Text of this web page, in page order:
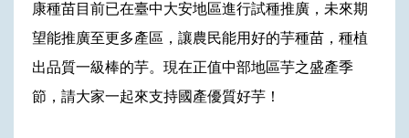
康種苗目前已在臺中大安地區進行試種推廣，未來期
望能推廣至更多產區，讓農民能用好的芋種苗，種植
出品質一級棒的芋。現在正值中部地區芋之盛產季
節，請大家一起來支持國產優質好芋！